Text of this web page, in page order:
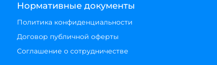
Нормативные документы
Политика конфиденциальности
Договор публичной оферты
Соглашение о сотрудничестве